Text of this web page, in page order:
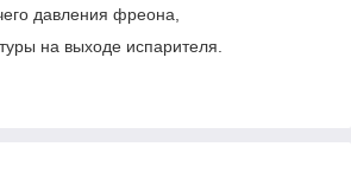
давления фреона,
на выходе испарителя.